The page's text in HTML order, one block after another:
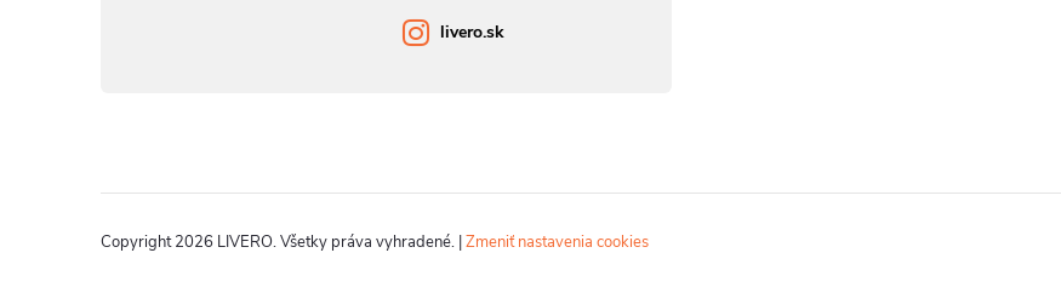
livero.sk
Copyright 2026 LIVERO. Všetky práva vyhradené. |Zmeniť nastavenia cookies